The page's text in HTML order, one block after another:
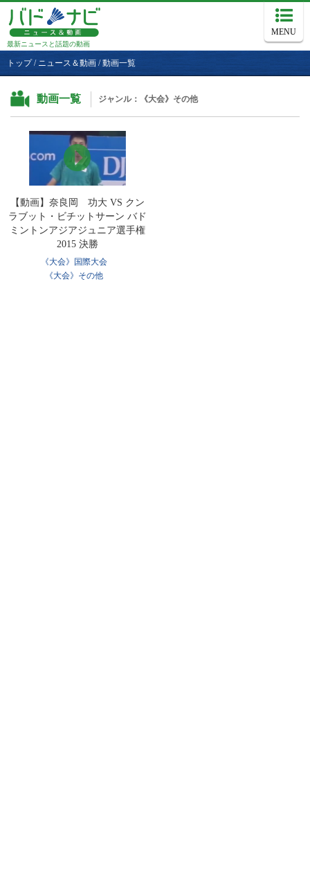
最新ニュースと話題の動画
MENU
トップ/ ニュース＆動画 /動画一覧
動画一覧 ジャンル：《大会》その他
【動画】奈良岡 功大 VS クン
ラブット・ビチットサーン バド
ミントンアジアジュニア選手権
2015 決勝
《大会》国際大会
《大会》その他